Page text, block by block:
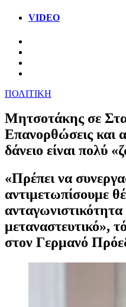
VIDEO
ΠΟΛΙΤΙΚΗ
Μητσοτάκης σε
Επανορθώσεις και
δάνειο είναι πολύ
«Πρέπει να
αντιμετωπίσουμε
ανταγωνιστικότητα
μεταναστευτικό»,
στον Γερμανό